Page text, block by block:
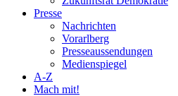
Presse
Nachrichten
Vorarlberg
Presseaussendungen
Medienspiegel
A-Z
Mach mit!